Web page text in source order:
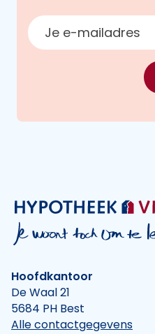
E-mailadres
Hoofdkantoor
De Waal 21
5684 PH Best
Alle contactgegevens